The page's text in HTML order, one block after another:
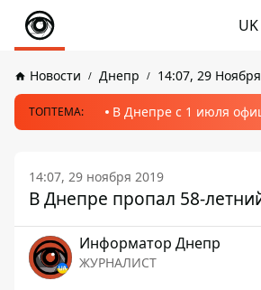
UK
Новости Днепр 14:07, 29
ТОПТЕМА: В Днепре с 1 июля
14:07, 29 ноября 2019
В Днепре пропал 58-
Информатор Днепр
ЖУРНАЛИСТ